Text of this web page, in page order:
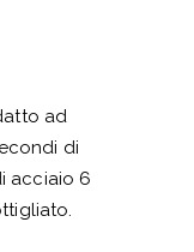
ad
di
acciaio 6